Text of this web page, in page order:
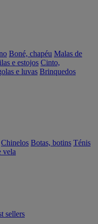
Boné, chapéu Malas de
e estojos Cinto,
e luvas Brinquedos
Chinelos Botas, botins Ténis
vela
sellers